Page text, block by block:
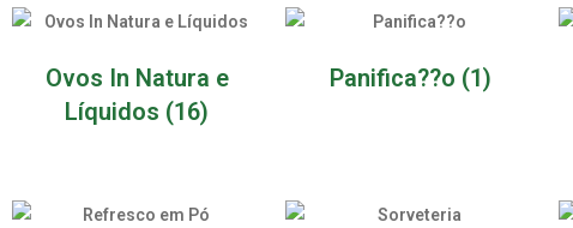
Ovos In Natura e
Líquidos (16)
Panifica??o (1)